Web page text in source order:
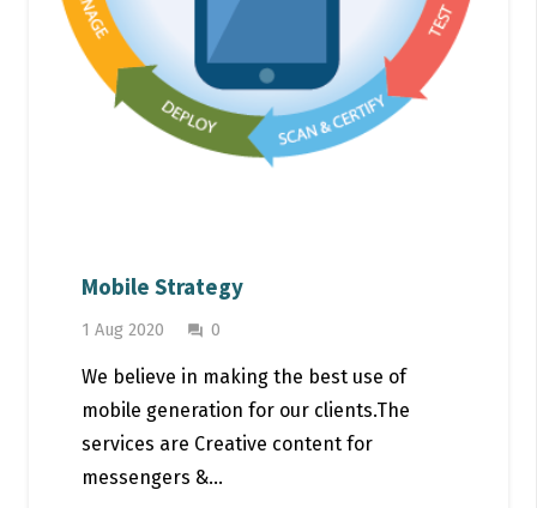
Mobile Strategy
1 Aug 2020 question_answer 0
We believe in making the best use of
mobile generation for our clients.The
services are Creative content for
messengers &…